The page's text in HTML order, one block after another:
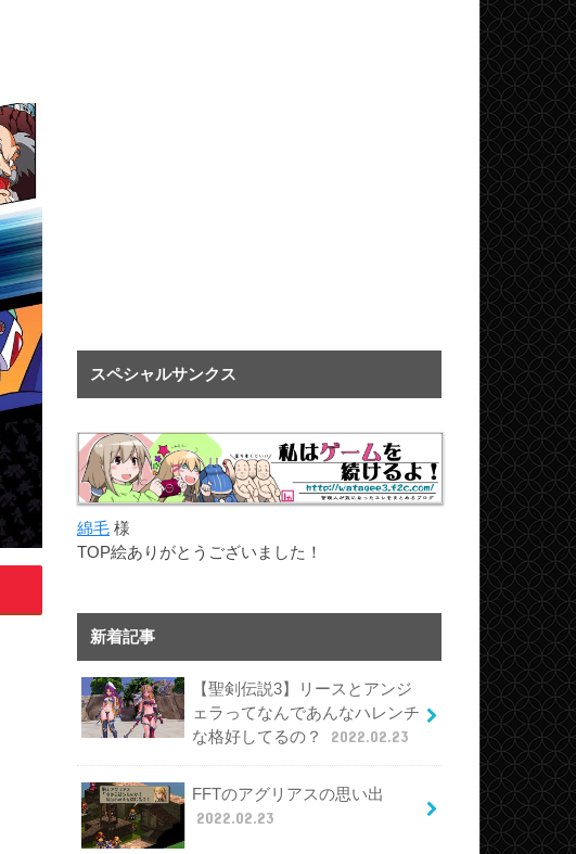
スペシャルサンクス
綿毛 様
TOP絵ありがとうございました！
新着記事
【聖剣伝説3】リースとアンジ
ェラってなんであんなハレンチ
な格好してるの？
2022.02.23
FFTのアグリアスの思い出
2022.02.23